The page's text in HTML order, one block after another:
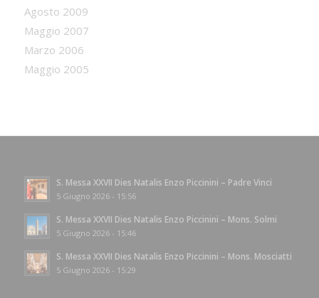
Agosto 2009
Maggio 2007
Marzo 2006
Maggio 2005
S. Messa XXVII Dies Natalis Enzo Piccinini – Padre Vinci
5 Giugno 2026 - 15:56
S. Messa XXVII Dies Natalis Enzo Piccinini – Mons. Solmi
5 Giugno 2026 - 15:46
S. Messa XXVII Dies Natalis Enzo Piccinini – Mons. Mosciatti
5 Giugno 2026 - 15:29